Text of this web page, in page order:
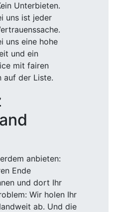
Unterbieten.
uns ist jeder
uns eine hohe
und ein
mit fairen
auf der Liste.
anbieten:
Ende
und dort Ihr
Wir holen Ihr
ab. Und die